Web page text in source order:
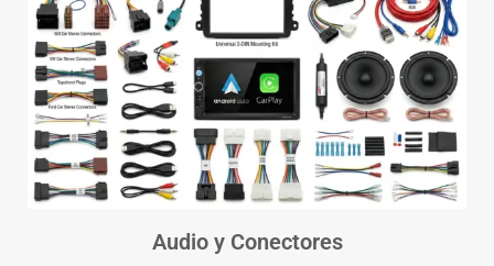
Audio y Conectores